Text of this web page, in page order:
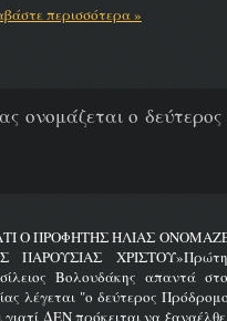
περισσότερα »
ονομάζεται ο
Ο ΠΡΟΦΗΤΗΣ ΗΛΙΑΣ
ΠΑΡΟΥΣΙΑΣ
Βολουδάκης απαντά
λέγεται "ο δεύτερος
γιατί ΔΕΝ πρόκειται να